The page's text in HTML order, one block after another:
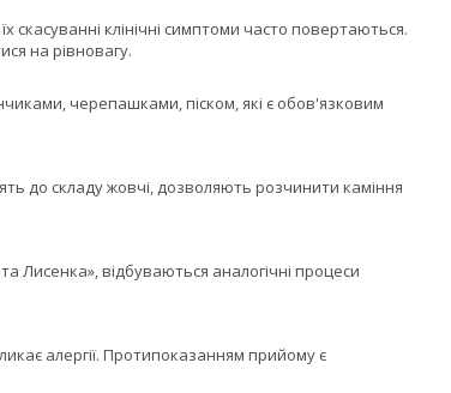
клінічні симптоми часто повертаються.
на рівновагу.
черепашками, піском, які є обов'язковим
до складу жовчі, дозволяють розчинити каміння
Лисенка», відбуваються аналогічні процеси
алергії. Протипоказанням прийому є